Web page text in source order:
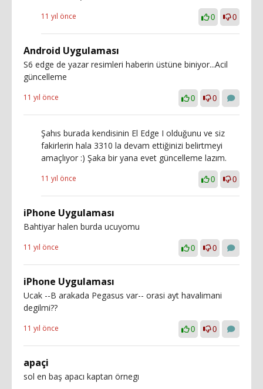
11 yıl önce 0 0
Android Uygulaması
S6 edge de yazar resimleri haberin üstüne biniyor...Acil
güncelleme
11 yıl önce 0 0
Şahıs burada kendisinin El Edge I olduğunu ve siz
fakirlerin hala 3310 la devam ettiğinizi belirtmeyi
amaçlıyor :) Şaka bir yana evet güncelleme lazım.
11 yıl önce 0 0
iPhone Uygulaması
Bahtiyar halen burda ucuyomu
11 yıl önce 0 0
iPhone Uygulaması
Ucak --B arakada Pegasus var-- orasi ayt havalimani
degilmi??
11 yıl önce 0 0
apaçi
sol en baş apacı kaptan örnegı